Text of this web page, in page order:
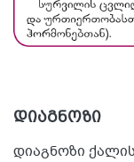
დიაგნოზი
დიაგნოზი